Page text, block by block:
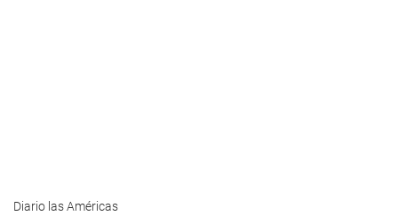
Diario las Américas